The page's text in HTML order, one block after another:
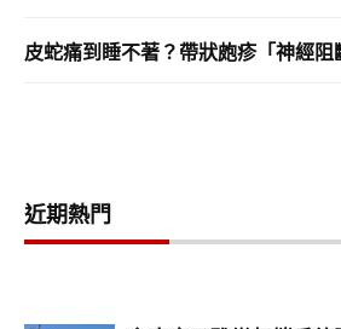
皮蛇痛到睡不著？帶狀皰疹「神經阻
近期熱門